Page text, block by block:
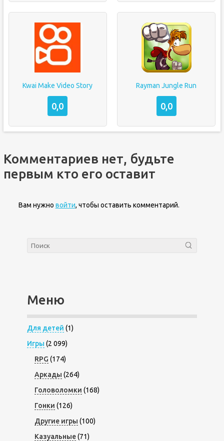
Kwai Make Video Story
0,0
Rayman Jungle Run
0,0
Комментариев нет, будьте
первым кто его оставит
Вам нужно войти, чтобы оставить комментарий.
Меню
Для детей (1)
Игры (2 099)
RPG (174)
Аркады (264)
Головоломки (168)
Гонки (126)
Другие игры (100)
Казуальные(71)